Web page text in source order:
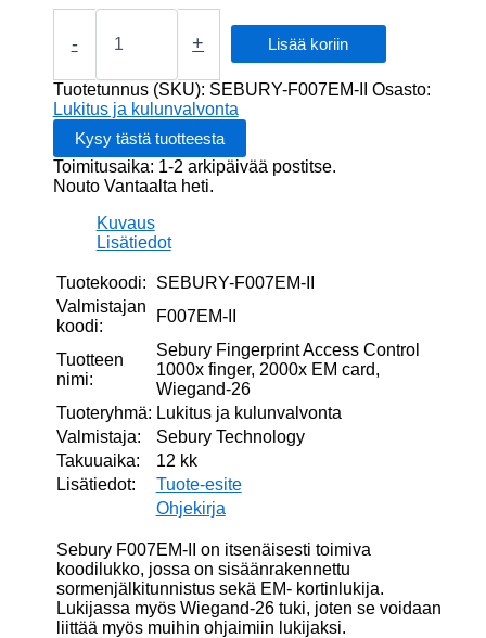
-
Sebury
Fingerprint
Control
1000x
finger,
2000x
EM
card,
Wiegand-
määrä
+ Lisää koriin
Tuotetunnus (SKU): SEBURY-F007EM-II
Osasto:
Lukitus ja kulunvalvonta
Toimitusaika: 1-2 arkipäivää postitse.
Nouto Vantaalta heti.
Kuvaus
Lisätiedot
Tuotekoodi:
SEBURY-F007EM-II
Valmistajan
koodi:
F007EM-II
Tuotteen
nimi:
Sebury Fingerprint Access Control
1000x finger, 2000x EM card,
Wiegand-26
Tuoteryhmä: Lukitus ja kulunvalvonta
Valmistaja:
Sebury Technology
Takuuaika:
12 kk
Lisätiedot:
Tuote-esite
Ohjekirja
Sebury F007EM-II on itsenäisesti toimiva
koodilukko, jossa on sisäänrakennettu
sormenjälkitunnistus sekä EM- kortinlukija.
Lukijassa myös Wiegand-26 tuki, joten se voidaan
liittää myös muihin ohjaimiin lukijaksi.